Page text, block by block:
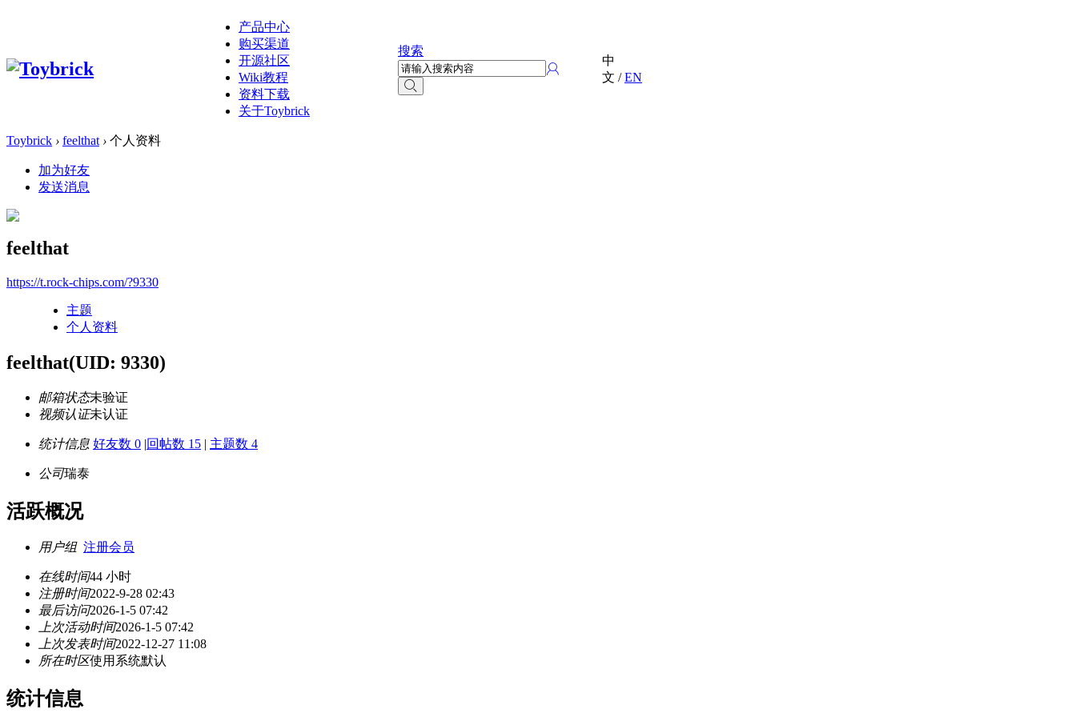
产品中心
购买渠道
开源社区
Wiki教程
资料下载
关于Toybrick
搜索
中
文 /EN
Toybrick › feelthat › 个人资料
加为好友
发送消息
feelthat
https://t.rock-chips.com/?9330
主题
个人资料
feelthat(UID: 9330)
邮箱状态未验证
视频认证未认证
统计信息 好友数 0 |回帖数 15 | 主题数 4
公司瑞泰
活跃概况
用户组 注册会员
在线时间44 小时
注册时间2022-9-28 02:43
最后访问2026-1-5 07:42
上次活动时间2026-1-5 07:42
上次发表时间2022-12-27 11:08
所在时区使用系统默认
统计信息